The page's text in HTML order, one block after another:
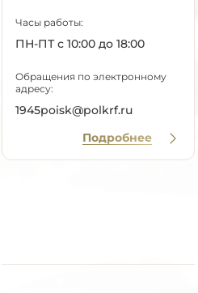
Часы работы:
ПН-ПТ с 10:00 до 18:00
Обращения по электронному
адресу:
1945poisk@polkrf.ru
Подробнее